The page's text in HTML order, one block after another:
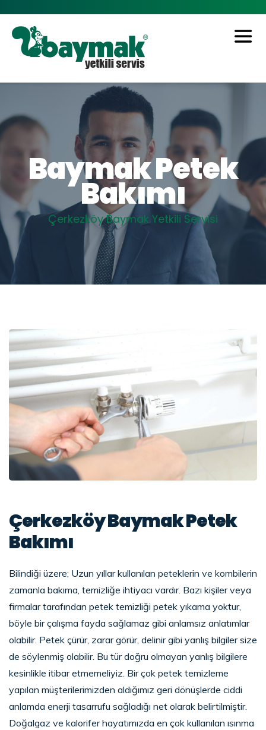
Baymak Petek
Bakımı
Çerkezköy Baymak Yetkili Servisi
Çerkezköy Baymak Petek
Bakımı
Bilindiği üzere; Uzun yıllar kullanılan peteklerin ve kombilerin
zamanla bakıma, temizliğe ihtiyacı vardır. Bazı kişiler veya
firmalar tarafından petek temizliği petek yıkama yoktur,
böyle bir çalışma fayda sağlamaz gibi anlamsız anlatımlar
olabilir. Petek çürür, zarar görür, delinir gibi yanlış bilgiler size
de söylenmiş olabilir. Bu tür doğru olmayan yanlış bilgilere
kesinlikle itibar etmemeliyiz. Bir çok petek temizleme
yapılan müşterilerimizden aldığımız geri dönüşlerde ciddi
anlamda enerji tasarrufu sağladığı net olarak belirtilmiştir.
Doğalgaz ve kalorifer hayatımızda en çok kullanılan ısınma